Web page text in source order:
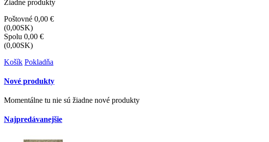
Žiadne produkty
Poštovné 0,00 €
(0,00SK)
Spolu 0,00 €
(0,00SK)
Košík Pokladňa
Nové produkty
Momentálne tu nie sú žiadne nové produkty
Najpredávanejšie